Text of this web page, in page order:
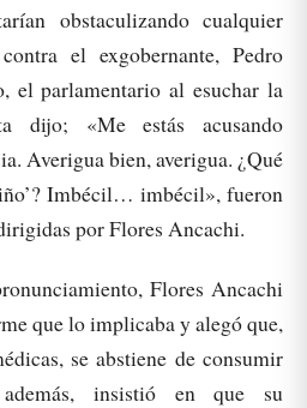
obstaculizando cualquier
el exgobernante, Pedro
el parlamentario al esuchar la
dijo; «Me estás acusando
Averigua bien, averigua. ¿Qué
Imbécil… imbécil», fueron
por Flores Ancachi.
Flores Ancachi
que lo implicaba y alegó que,
se abstiene de consumir
insistió en que su